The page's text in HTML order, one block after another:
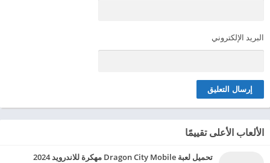
البريد الإلكتروني
الألعاب الأعلى تقييمًا
تحميل لعبة Dragon City Mobile مهكرة للاندرويد 2024